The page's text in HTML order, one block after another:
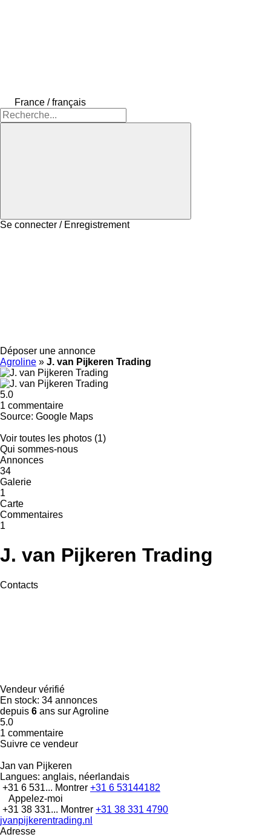
France / français
Se connecter / Enregistrement
Déposer une annonce
Agroline » J. van Pijkeren Trading
5.0
1 commentaire
Source: Google Maps
Voir toutes les photos (1)
Qui sommes-nous
Annonces
34
Galerie
1
Carte
Commentaires
1
J. van Pijkeren Trading
Contacts
Vendeur vérifié
En stock: 34 annonces
depuis 6 ans sur Agroline
5.0
1 commentaire
Suivre ce vendeur
Jan van Pijkeren
Langues: anglais, néerlandais
+31 6 531... Montrer +31 6 53144182
Appelez-moi
+31 38 331... Montrer +31 38 331 4790
jvanpijkerentrading.nl
Adresse